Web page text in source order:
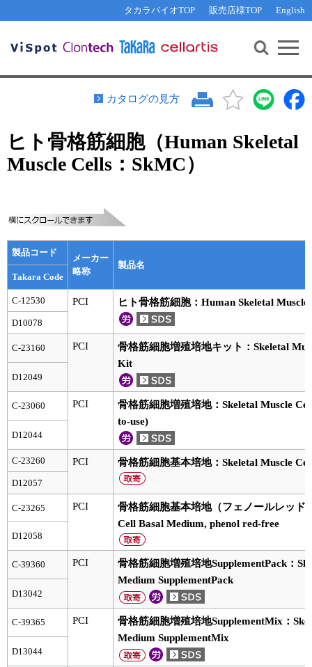
タカラバイオTOP 販売店様TOP English
機能解析・サイレンシング
PCR・等温増幅
リアルタイムPCR（qPCR）
テクニカルサポートライン
その他 ライセンスに関するご相談
遺伝子組換え生物該当製品
研究支援ツール
Cut-Site Navigator 制限酵素切断サイトの検索
In-Fusion Cloning プライマー設計
抗体検索サイト
リアルタイムPCR （インターカレーター法）
リアルタイムPCR（プローブ法）
プライマー・プローブ検索・注文
機器ソフトウェア・ベクター配列ダウンロード
実験ガイド
リアルタイムPCR実験ガイド
遺伝子検査ガイド（食品・水質・家畜他）
NGSポータルサイト
幹細胞・再生医療研究ガイド
クローニング実験ガイド
細胞選択ガイド
エピジェネティクス実験ガイド
アプリケーションノート
プロトコール集
ユーザーズボイス集
お問い合わせ WEB会員登録
カタログの見方
ヒト骨格筋細胞（Human Skeletal
Muscle Cells：SkMC）
製品コード
メーカー
略称
製品名
Takara Code
C-12530 PCI ヒト骨格筋細胞：Human Skeletal
D10078
C-23160 PCI
骨格筋細胞増殖培地キット：Skeletal
Kit
D12049
C-23060 PCI
骨格筋細胞増殖培地：Skeletal Muscle
to-use)
D12044
C-23260 PCI 骨格筋細胞基本培地：Skeletal Muscle
D12057
C-23265 PCI
骨格筋細胞基本培地（フェノールレッド
Cell Basal Medium, phenol red-free
D12058
C-39360 PCI
骨格筋細胞増殖培地SupplementPack：
Medium SupplementPack
D13042
C-39365 PCI
骨格筋細胞増殖培地SupplementMix：
Medium SupplementMix
D13044